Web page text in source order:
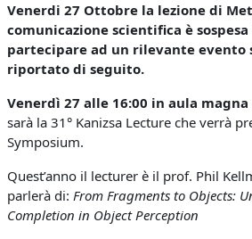
Venerdi 27 Ottobre la lezione di
comunicazione scientifica è
partecipare ad un rilevante evento
riportato di seguito.
Venerdì 27 alle 16:00 in aula
sarà la 31° Kanizsa Lecture che verrà
Symposium.
Quest’anno il lecturer è il prof. Phil
parlerà di: From Fragments to Objects:
Completion in Object Perception